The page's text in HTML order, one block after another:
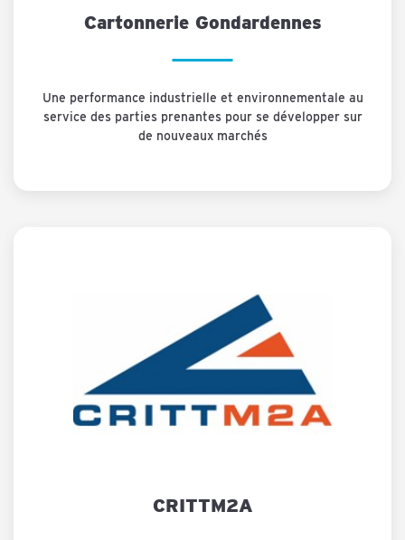
Cartonnerie Gondardennes
Une performance industrielle et environnementale au
service des parties prenantes pour se développer sur
de nouveaux marchés
CRITTM2A